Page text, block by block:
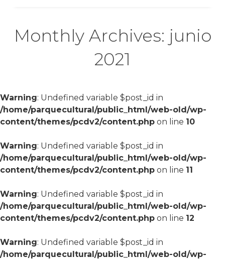
Monthly Archives: junio
2021
Warning: Undefined variable $post_id in
/home/parquecultural/public_html/web-old/wp-
content/themes/pcdv2/content.php on line 10
Warning: Undefined variable $post_id in
/home/parquecultural/public_html/web-old/wp-
content/themes/pcdv2/content.php on line 11
Warning: Undefined variable $post_id in
/home/parquecultural/public_html/web-old/wp-
content/themes/pcdv2/content.php on line 12
Warning: Undefined variable $post_id in
/home/parquecultural/public_html/web-old/wp-